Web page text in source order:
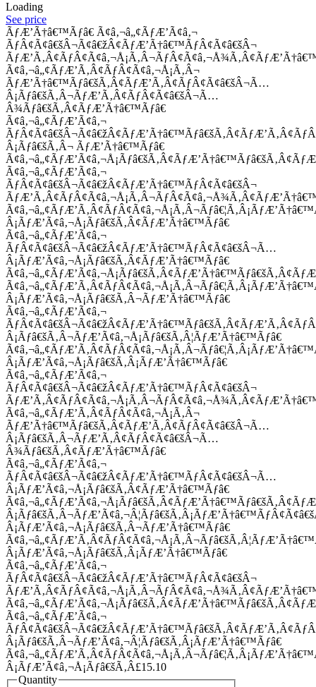
Loading
See price
ÃƒÆ’Ã†â€™Ãƒâ€ Ã¢â‚¬â„¢ÃƒÆ’Ã¢â‚¬
ÃƒÂ¢Ã¢â€šÂ¬Ã¢â€žÂ¢ÃƒÆ’Ã†â€™ÃƒÂ¢Ã¢â€šÂ¬
Ã¢â‚¬â„¢ÃƒÆ’Ã‚Â¢ÃƒÂ¢Ã¢â‚¬Å¡Ã‚Â¬
ÃƒÆ’Ã†â€™Ãƒâ€šÃ‚Â¢ÃƒÆ’Ã‚Â¢ÃƒÂ¢Ã¢â€šÂ¬Ã…
Â¡Ãƒâ€šÃ‚Â¬ÃƒÆ’Ã‚Â¢ÃƒÂ¢Ã¢â€šÂ¬Ã…
Â¾Ãƒâ€šÃ‚Â¢ÃƒÆ’Ã†â€™Ãƒâ€
Ã¢â‚¬â„¢ÃƒÆ’Ã¢â‚¬
Â¡Ãƒâ€šÃ‚Â¬ ÃƒÆ’Ã†â€™Ãƒâ€
Ã¢â‚¬â„¢ÃƒÆ’Ã¢â‚¬
ÃƒÂ¢Ã¢â€šÂ¬Ã¢â€žÂ¢ÃƒÆ’Ã†â€™ÃƒÂ¢Ã¢â€šÂ¬
Â¡ÃƒÆ’Ã¢â‚¬Å¡Ãƒâ€šÃ‚Â¢ÃƒÆ’Ã†â€™Ãƒâ€
Ã¢â‚¬â„¢ÃƒÆ’Ã¢â‚¬
ÃƒÂ¢Ã¢â€šÂ¬Ã¢â€žÂ¢ÃƒÆ’Ã†â€™ÃƒÂ¢Ã¢â€šÂ¬Ã…
Â¡ÃƒÆ’Ã¢â‚¬Å¡Ãƒâ€šÃ‚Â¢ÃƒÆ’Ã†â€™Ãƒâ€
Â¡ÃƒÆ’Ã¢â‚¬Å¡Ãƒâ€šÃ‚Â¬ÃƒÆ’Ã†â€™Ãƒâ€
Ã¢â‚¬â„¢ÃƒÆ’Ã¢â‚¬
Â¡Ãƒâ€šÃ‚Â¬ÃƒÆ’Ã¢â‚¬Å¡Ãƒâ€šÃ‚Â¦ÃƒÆ’Ã†â€™Ãƒâ€
Â¡ÃƒÆ’Ã¢â‚¬Å¡Ãƒâ€šÃ‚Â¡ÃƒÆ’Ã†â€™Ãƒâ€
Ã¢â‚¬â„¢ÃƒÆ’Ã¢â‚¬
ÃƒÂ¢Ã¢â€šÂ¬Ã¢â€žÂ¢ÃƒÆ’Ã†â€™ÃƒÂ¢Ã¢â€šÂ¬
Ã¢â‚¬â„¢ÃƒÆ’Ã‚Â¢ÃƒÂ¢Ã¢â‚¬Å¡Ã‚Â¬
ÃƒÆ’Ã†â€™Ãƒâ€šÃ‚Â¢ÃƒÆ’Ã‚Â¢ÃƒÂ¢Ã¢â€šÂ¬Ã…
Â¡Ãƒâ€šÃ‚Â¬ÃƒÆ’Ã‚Â¢ÃƒÂ¢Ã¢â€šÂ¬Ã…
Â¾Ãƒâ€šÃ‚Â¢ÃƒÆ’Ã†â€™Ãƒâ€
Ã¢â‚¬â„¢ÃƒÆ’Ã¢â‚¬
ÃƒÂ¢Ã¢â€šÂ¬Ã¢â€žÂ¢ÃƒÆ’Ã†â€™ÃƒÂ¢Ã¢â€šÂ¬Ã…
Â¡ÃƒÆ’Ã¢â‚¬Å¡Ãƒâ€šÃ‚Â¢ÃƒÆ’Ã†â€™Ãƒâ€
Â¡ÃƒÆ’Ã¢â‚¬Å¡Ãƒâ€šÃ‚Â¬ÃƒÆ’Ã†â€™Ãƒâ€
Â¡ÃƒÆ’Ã¢â‚¬Å¡Ãƒâ€šÃ‚Â¡ÃƒÆ’Ã†â€™Ãƒâ€
Ã¢â‚¬â„¢ÃƒÆ’Ã¢â‚¬
ÃƒÂ¢Ã¢â€šÂ¬Ã¢â€žÂ¢ÃƒÆ’Ã†â€™ÃƒÂ¢Ã¢â€šÂ¬
Ã¢â‚¬â„¢ÃƒÆ’Ã¢â‚¬
Â¡Ãƒâ€šÃ‚Â¬ÃƒÆ’Ã¢â‚¬Â¦Ãƒâ€šÃ‚Â¡ÃƒÆ’Ã†â€™Ãƒâ€
Â¡ÃƒÆ’Ã¢â‚¬Å¡Ãƒâ€šÃ‚Â£15.10
Quantity